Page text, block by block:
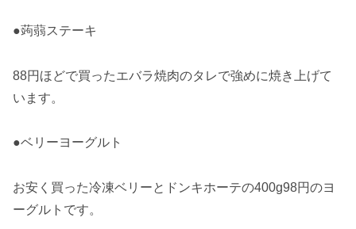
●蒟蒻ステーキ
88円ほどで買ったエバラ焼肉のタレで強めに焼き上げて
います。
●ベリーヨーグルト
お安く買った冷凍ベリーとドンキホーテの400g98円のヨ
ーグルトです。